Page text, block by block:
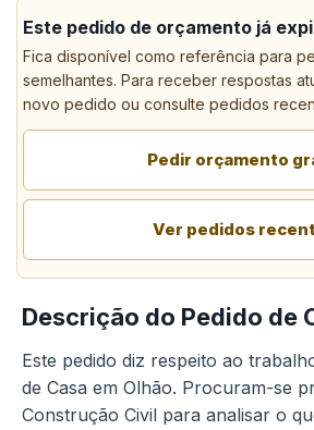
Este pedido de orçamento já
Fica disponível como referência para
semelhantes. Para receber respostas
novo pedido ou consulte pedidos
Pedir orçamento
Ver pedidos
Descrição do Pedido de
Este pedido diz respeito ao
de Casa em Olhão. Procuram-se
Construção Civil para analisar o